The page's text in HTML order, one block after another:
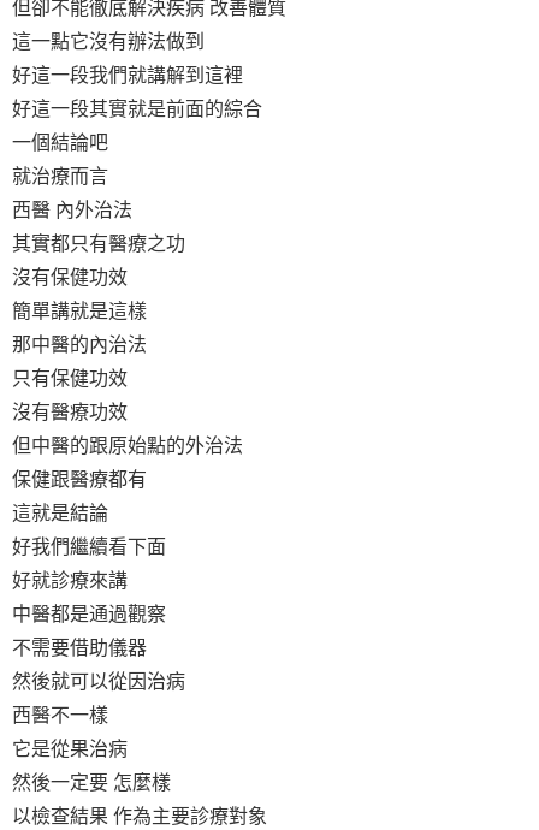
但卻不能徹底解決疾病 改善體質
這一點它沒有辦法做到
好這一段我們就講解到這裡
好這一段其實就是前面的綜合
一個結論吧
就治療而言
西醫 內外治法
其實都只有醫療之功
沒有保健功效
簡單講就是這樣
那中醫的內治法
只有保健功效
沒有醫療功效
但中醫的跟原始點的外治法
保健跟醫療都有
這就是結論
好我們繼續看下面
好就診療來講
中醫都是通過觀察
不需要借助儀器
然後就可以從因治病
西醫不一樣
它是從果治病
然後一定要 怎麼樣
以檢查結果 作為主要診療對象